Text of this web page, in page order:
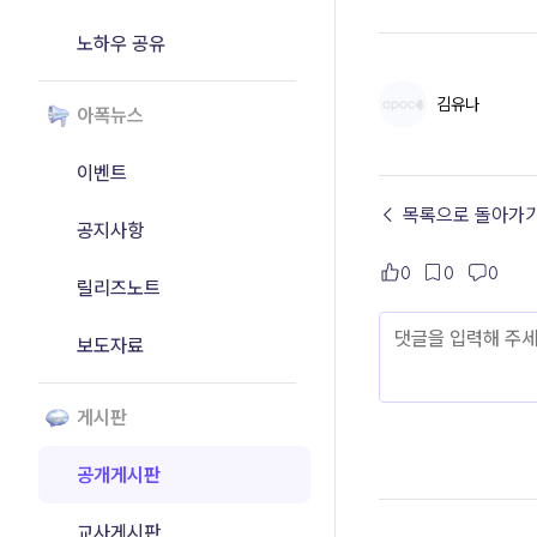
노하우 공유
아폭뉴스
이벤트
공지사항
릴리즈노트
보도자료
게시판
공개게시판
교사게시판
김유나
← 목록으로 돌아가
0 0 0